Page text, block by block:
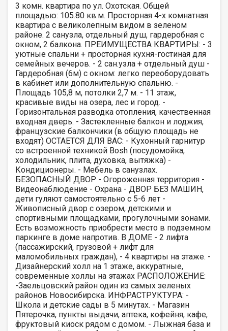
3 комн. квартира по ул. Охотская. Общей
площадью: 105.80 кв.м. Просторная 4-х комнатная
квартира с великолепным видом в зеленом
районе. 2 санузла, отдельный душ, гардеробная с
окном, 2 балкона. ПРЕИМУЩЕСTВА КBАРТИРЫ: - 3
уютные спальни + просторная кухня-гостиная для
семейных вечеров. - 2 сан.узла + отдельный душ -
Гардеробная (6м) с окном: легко переоборудовать
в кабинет или дополнительную спальню. -
Площадь 105,8 м, потолки 2,7 м. - 11 этаж,
красивые виды на озера, лес и город. -
Горизонтальная разводка отопления, качественная
входная дверь. - Застекленные балкон и лоджия,
французские балкончики (в общую площадь не
входят) ОСТАЕТСЯ ДЛЯ ВАС: - Кухонный гарнитур
со встроенной техникой Bоsh (посудомойка,
холодильник, плита, духовка, вытяжка) -
Кондиционеры. - Мебель в санузлах.
БЕЗОПАСНЫЙ ДВОР - Огороженная территория -
Видеонаблюдение - Охрана - ДВОР БЕЗ МАШИН,
дети гуляют самостоятельно с 5-6 лет -
Живописный двор с озером, детскими и
спортивными площадками, прогулочными зонами.
Есть возможность приобрести место в подземном
паркинге в доме напротив. В ДОМЕ - 2 лифта
(пассажирский, грузовой + лифт для
маломобильных граждан), - 4 квартиры на этаже. -
Дизайнерский холл на 1 этаже, аккуратные,
современные холлы на этажах РАСПОЛОЖЕНИЕ:
-Заельцовский район один из самых зеленых
районов Новосибирска. ИНФРАСТРУКТУРА: -
Школа и детские сады в 5 минутах. - Магазин
Пятерочка, пункты выдачи, аптека, кофейня, кафе,
фруктовый киоск рядом с домом. - Лыжная база и